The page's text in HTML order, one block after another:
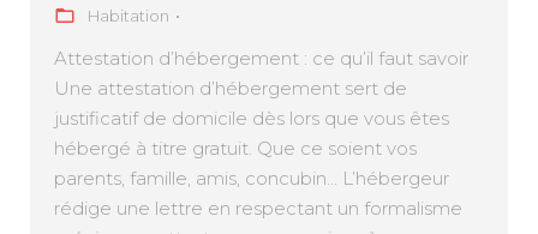
Habitation
Attestation d’hébergement : ce qu’il faut savoir
Une attestation d’hébergement sert de
justificatif de domicile dès lors que vous êtes
hébergé à titre gratuit. Que ce soient vos
parents, famille, amis, concubin… L’hébergeur
rédige une lettre en respectant un formalisme